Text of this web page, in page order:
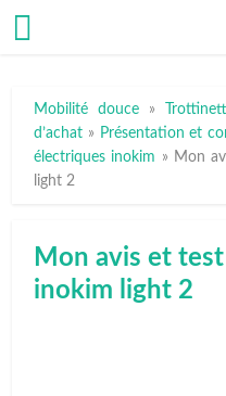
Mobilité douce »
d’achat » Présentation et
électriques inokim » Mon
light 2
Mon avis et
inokim light 2